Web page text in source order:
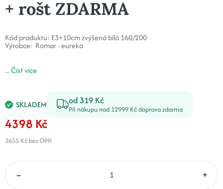
+ rošt ZDARMA
Kód produktu: E3+10cm zvýšená bílá 160/200
Výrobce: Romar - eureka
...Číst více
SKLADEM od 319 Kč
Při nákupu nad 12999 Kč doprava zdarma
4398 Kč
3635 Kč bez DPH
– +